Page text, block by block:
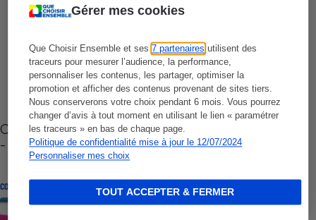
Gérer mes cookies
Que Choisir Ensemble et ses7 partenaires utilisent des
traceurs pour mesurer l’audience, la performance,
personnaliser les contenus, les partager, optimiser la
promotion et afficher des contenus provenant de sites tiers.
Nous conserverons votre choix pendant 6 mois. Vous pourrez
changer d’avis à tout moment en utilisant le lien « paramétrer
les traceurs » en bas de chaque page.
Politique de confidentialité mise à jour le 12/07/2024
Personnaliser mes choix
TOUT ACCEPTER & FERMER
Cafetière à capsules zéro déchet CoffeeB (vidéo)
- Premières impressions
CONSEILS